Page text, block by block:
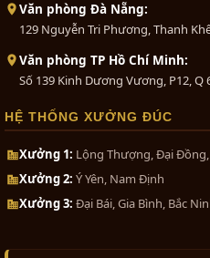
Văn phòng Đà Nẵng:
129 Nguyễn Tri Phương, Thanh
Văn phòng TP Hồ Chí Minh:
Số 139 Kinh Dương Vương, P12, Q
HỆ THỐNG XƯỞNG ĐÚC
Xưởng 1: Lộng Thượng, Đại
Xưởng 2: Ý Yên, Nam Định
Xưởng 3: Đại Bái, Gia Bình, Bắc